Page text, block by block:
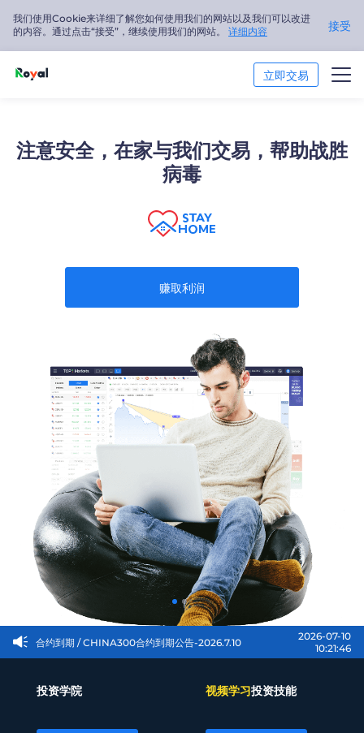
我们使用Cookie来详细了解您如何使用我们的网站以及我们可以改进
的内容。通过点击“接受”，继续使用我们的网站。 详细内容 接受
立即交易
交易平台
Trader | Partners
注意安全，在家与我们交易，帮助战胜
病毒
赚取利润
/ 关于部分CFD产品杠杆调整的通知-2026.7.23
2026-07-23
合约到期 / CHINA300合约到期公告-2026.7.10
2026-07-10
10:21:46
投资学院 视频学习投资技能